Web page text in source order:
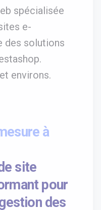
spécialisée
e-
des solutions
environs.
à
site
pour
des